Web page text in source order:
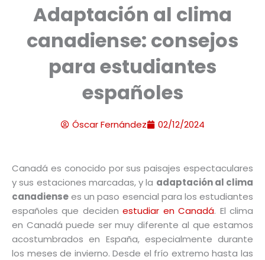
Adaptación al clima
canadiense: consejos
para estudiantes
españoles
Óscar Fernández 02/12/2024
Canadá es conocido por sus paisajes espectaculares
y sus estaciones marcadas, y la adaptación al clima
canadiensees un paso esencial para los estudiantes
españoles que decidenestudiar en Canadá. El clima
en Canadá puede ser muy diferente al que estamos
acostumbrados en España, especialmente durante
los meses de invierno. Desde el frío extremo hasta las